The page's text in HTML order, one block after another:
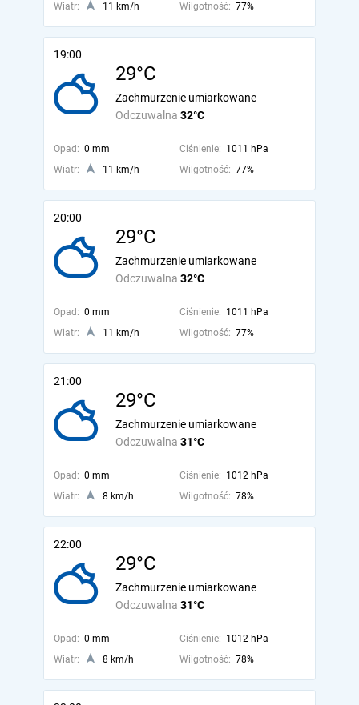
Wiatr:
11 km/h Wilgotność: 77%
19:00
29°C
Odczuwalna 32°C
Zachmurzenie umiarkowane
Opad: 0 mm Ciśnienie: 1011 hPa
Wiatr:
11 km/h Wilgotność: 77%
20:00
29°C
Odczuwalna 32°C
Zachmurzenie umiarkowane
Opad: 0 mm Ciśnienie: 1011 hPa
Wiatr:
11 km/h Wilgotność: 77%
21:00
29°C
Odczuwalna 31°C
Zachmurzenie umiarkowane
Opad: 0 mm Ciśnienie: 1012 hPa
Wiatr:
8 km/h Wilgotność: 78%
22:00
29°C
Odczuwalna 31°C
Zachmurzenie umiarkowane
Opad: 0 mm Ciśnienie: 1012 hPa
Wiatr:
8 km/h Wilgotność: 78%